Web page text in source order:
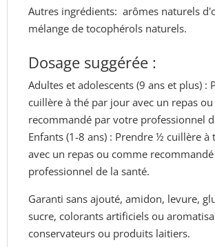
Autres ingrédients: arômes naturels
mélange de tocophérols naturels.
Dosage suggérée :
Adultes et adolescents (9 ans et plus) :
cuillère à thé par jour avec un repas
recommandé par votre professionnel
Enfants (1-8 ans) : Prendre ½ cuillère à
avec un repas ou comme
professionnel de la santé.
Garanti sans ajouté, amidon, levure,
sucre, colorants artificiels ou
conservateurs ou produits laitiers.